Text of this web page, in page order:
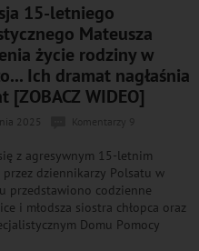
15-letniego
Mateusza
życie rodziny w
Ich dramat nagłaśnia
[ZOBACZ WIDEO]
2025
z agresywnym 15-letnim
przez dziennikarzy Polsatu w
przedstawiono codzienne
i młodsza siostra chłopca oraz
Domu Pomocy